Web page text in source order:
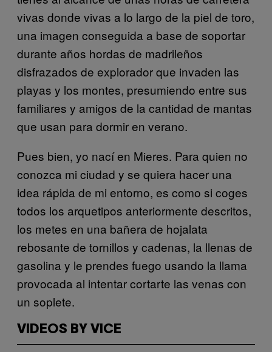
vivas donde vivas a lo largo de la piel de toro,
una imagen conseguida a base de soportar
durante años hordas de madrileños
disfrazados de explorador que invaden las
playas y los montes, presumiendo entre sus
familiares y amigos de la cantidad de mantas
que usan para dormir en verano.
Pues bien, yo nací en Mieres. Para quien no
conozca mi ciudad y se quiera hacer una
idea rápida de mi entorno, es como si coges
todos los arquetipos anteriormente descritos,
los metes en una bañera de hojalata
rebosante de tornillos y cadenas, la llenas de
gasolina y le prendes fuego usando la llama
provocada al intentar cortarte las venas con
un soplete.
VIDEOS BY VICE